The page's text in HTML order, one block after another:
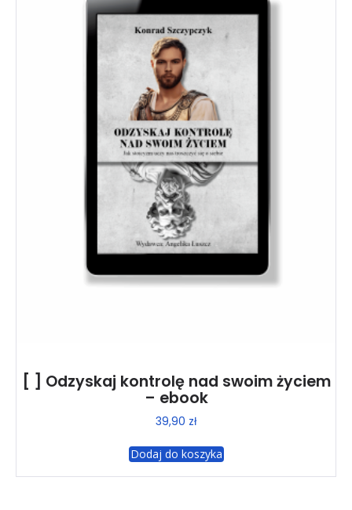
[ ] Odzyskaj kontrolę nad swoim życiem
– ebook
39,90 zł
Dodaj do koszyka